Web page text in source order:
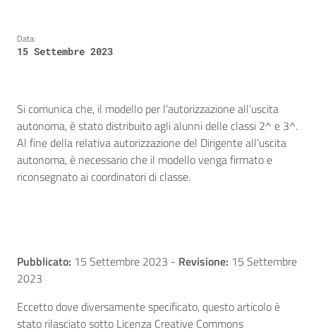
Data:
15 Settembre 2023
Si comunica che, il modello per l’autorizzazione all’uscita
autonoma, è stato distribuito agli alunni delle classi 2^ e 3^.
Al fine della relativa autorizzazione del Dirigente all’uscita
autonoma, è necessario che il modello venga firmato e
riconsegnato ai coordinatori di classe.
Pubblicato: 15 Settembre 2023 - Revisione: 15 Settembre
2023
Eccetto dove diversamente specificato, questo articolo è
stato rilasciato sotto Licenza Creative Commons